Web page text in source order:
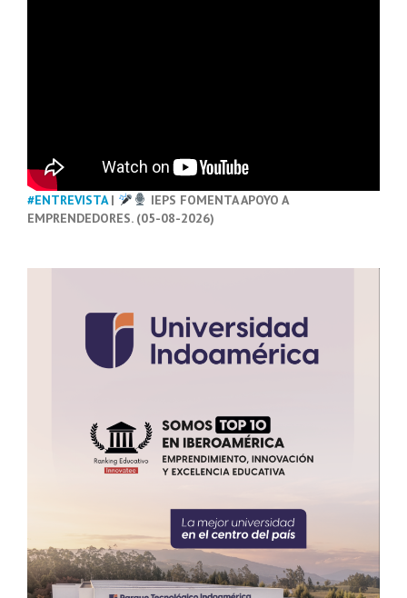
#ENTREVISTA|
IEPS FOMENTA APOYO A
EMPRENDEDORES. (05-08-2026)